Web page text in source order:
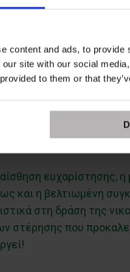
content and ads, to
site with our social
to them or that
ως
και ως
τη μαθησιακή
της δράση
τούς βοηθά να
και η βελτιωμένη
στη δράση της
που προκαλεί